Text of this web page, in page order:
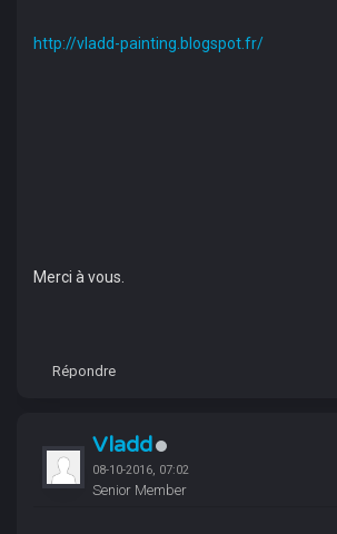
http://vladd-painting.blogspot.fr/
Merci à vous.
Répondre
Vladd
08-10-2016, 07:02
Senior Member